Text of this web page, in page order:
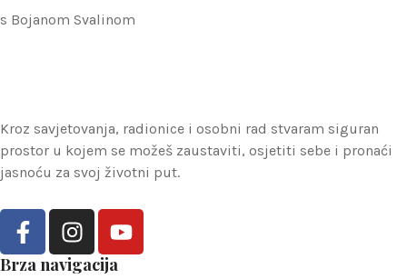
s Bojanom Svalinom
Kroz savjetovanja, radionice i osobni rad stvaram siguran
prostor u kojem se možeš zaustaviti, osjetiti sebe i pronaći
jasnoću za svoj životni put.
F
a
c
I
n
s
Y
o
Brza navigacija